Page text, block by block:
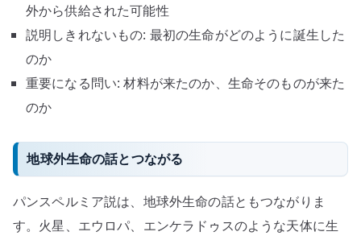
外から供給された可能性
説明しきれないもの: 最初の生命がどのように誕生した
のか
重要になる問い: 材料が来たのか、生命そのものが来た
のか
地球外生命の話とつながる
パンスペルミア説は、地球外生命の話ともつながりま
す。火星、エウロパ、エンケラドゥスのような天体に生